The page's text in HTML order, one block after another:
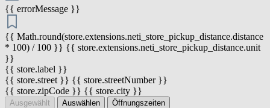
{{ errorMessage }}
{{ Math.round(store.extensions.neti_store_pickup_distance.distance
* 100) / 100 }} {{ store.extensions.neti_store_pickup_distance.unit
}}
{{ store.label }}
{{ store.street }} {{ store.streetNumber }}
{{ store.zipCode }} {{ store.city }}
Ausgewählt Auswählen Öffnungszeiten